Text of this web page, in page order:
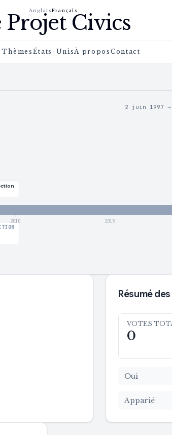
AnglaisFrançais
Projet Civics
Thèmes États-UnisÀ propos Contact
2 juin 1997 →
2010 2015
Résumé
VOTES
0
Oui
Apparié